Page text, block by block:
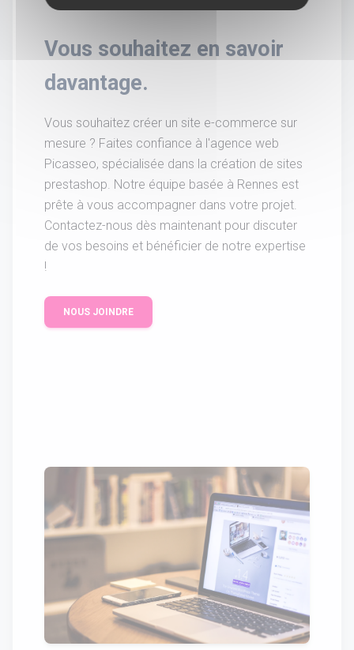
Vous souhaitez en savoir
davantage.
Vous souhaitez créer un site e-commerce sur
mesure ? Faites confiance à l'agence web
Picasseo, spécialisée dans la création de sites
prestashop. Notre équipe basée à Rennes est
prête à vous accompagner dans votre projet.
Contactez-nous dès maintenant pour discuter
de vos besoins et bénéficier de notre expertise
!
NOUS JOINDRE